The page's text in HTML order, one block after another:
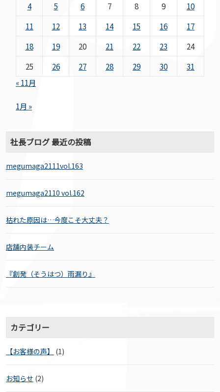
4
5 6 7 8 9
10
11
12 13 14 15 16
17
18
19 20 21 22 23
24
25
26 27 28 29 30
31
« 11月
1月 »
社長ブログ 最近の投稿
megumaga2111vol.163
megumaga2110 vol.162
枯れた原因は…今度こそ大丈夫？
店舗内装チーム
『創発（そうはつ）雨漏り』
カテゴリー
【お客様の声】 (1)
お知らせ (2)